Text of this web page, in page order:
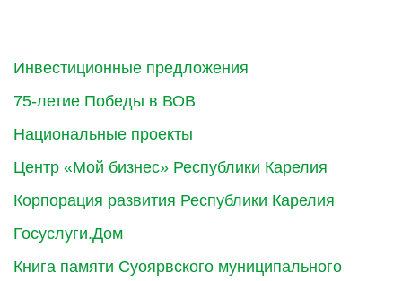
Инвестиционные предложения
75-летие Победы в ВОВ
Национальные проекты
Центр «Мой бизнес» Республики Карелия
Корпорация развития Республики Карелия
Госуслуги.Дом
Книга памяти Суоярвского муниципального